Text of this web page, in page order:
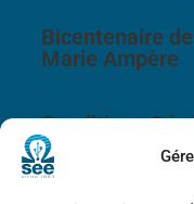
Bicentenaire
Marie Ampère
Conditions